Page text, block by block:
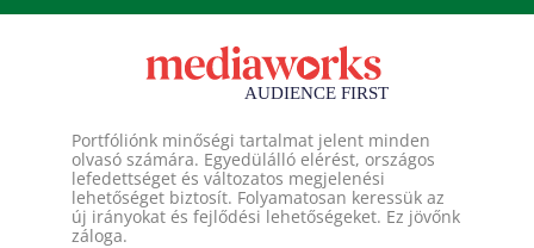
Portfóliónk minőségi tartalmat jelent minden
olvasó számára. Egyedülálló elérést, országos
lefedettséget és változatos megjelenési
lehetőséget biztosít. Folyamatosan keressük az
új irányokat és fejlődési lehetőségeket. Ez jövőnk
záloga.